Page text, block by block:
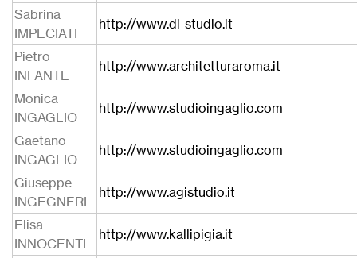
Sabrina
IMPECIATI
http://www.di-studio.it
Pietro
INFANTE
http://www.architetturaroma.it
Monica
INGAGLIO
http://www.studioingaglio.com
Gaetano
INGAGLIO
http://www.studioingaglio.com
Giuseppe
INGEGNERI
http://www.agistudio.it
Elisa
INNOCENTI
http://www.kallipigia.it